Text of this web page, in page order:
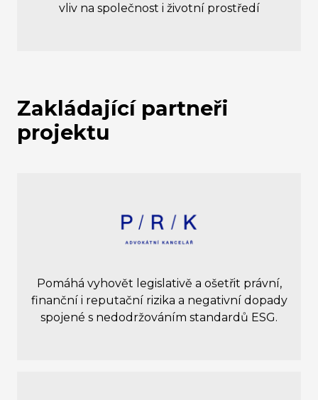
vliv na společnost i životní prostředí
Zakládající partneři
projektu
Pomáhá vyhovět legislativě a ošetřit právní,
finanční i reputační rizika a negativní dopady
spojené s nedodržováním standardů ESG.